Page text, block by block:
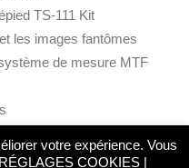
TS-111 Kit
les images fantômes
de mesure MTF
votre expérience. Vous
RÉGLAGES COOKIES|